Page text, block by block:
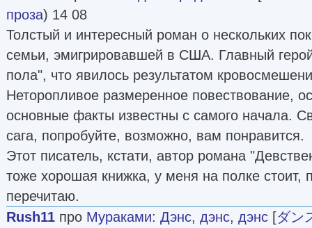
проза) 14 08
Толстый и интересный роман о нескольких
семьи, эмигрировавшей в США. Главный
пола", что явилось результатом
Неторопливое размеренное повествование,
основные факты известны с самого начала.
сага, попробуйте, возможно, вам понравится.
Этот писатель, кстати, автор романа
тоже хорошая книжка, у меня на полке стоит,
перечитаю.
Rush11 про Мураками: Дэнс, дэнс, дэнс [ダン